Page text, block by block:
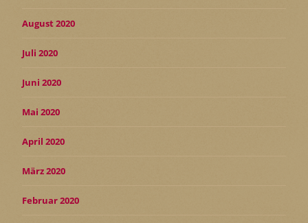
August 2020
Juli 2020
Juni 2020
Mai 2020
April 2020
März 2020
Februar 2020